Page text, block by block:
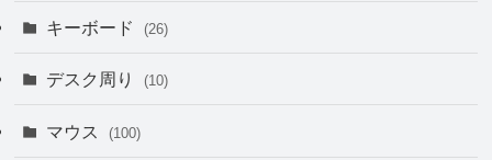
キーボード (26)
デスク周り (10)
マウス (100)